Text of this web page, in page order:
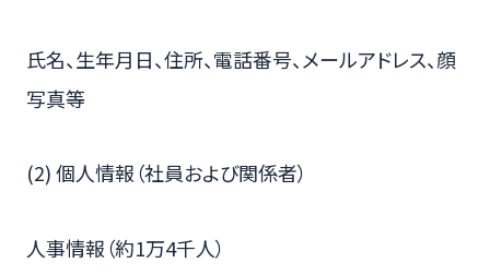
氏名、生年月日、住所、電話番号、メールアドレス、顔
写真等
(2) 個人情報（社員および関係者）
人事情報（約1万4千人）